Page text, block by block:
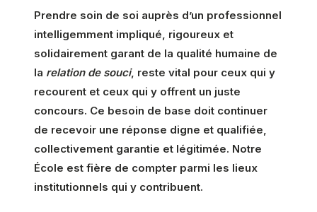
Prendre soin de soi auprès d’un professionnel
intelligemment impliqué, rigoureux et
solidairement garant de la qualité humaine de
la relation de souci, reste vital pour ceux qui y
recourent et ceux qui y offrent un juste
concours. Ce besoin de base doit continuer
de recevoir une réponse digne et qualifiée,
collectivement garantie et légitimée. Notre
École est fière de compter parmi les lieux
institutionnels qui y contribuent.